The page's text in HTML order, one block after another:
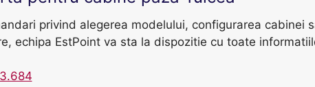
privind alegerea modelului, configurarea cabinei
echipa EstPoint va sta la dispozitie cu toate